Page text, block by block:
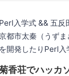
Perl入学式 && 五反
都市太秦（うず
を開発したりPerl入
香荘でハッカ